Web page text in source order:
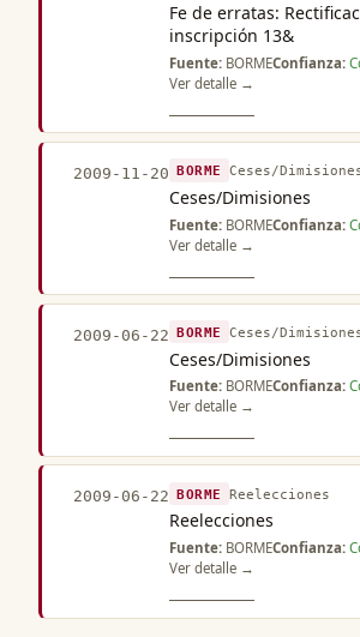
Fe de erratas:
inscripción 13&
Fuente: BORMEConfianza:
Ver detalle →
2009-11-20 BORME Ceses/
Ceses/Dimisiones
Fuente: BORMEConfianza:
Ver detalle →
2009-06-22 BORME Ceses/
Ceses/Dimisiones
Fuente: BORMEConfianza:
Ver detalle →
2009-06-22 BORME Reelecciones
Reelecciones
Fuente: BORMEConfianza:
Ver detalle →